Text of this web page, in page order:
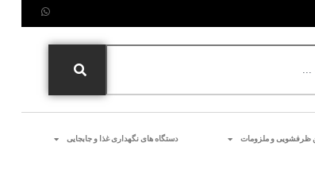
ظرفشویی و ملزومات دستگاه های نگهداری غذا و جابجایی